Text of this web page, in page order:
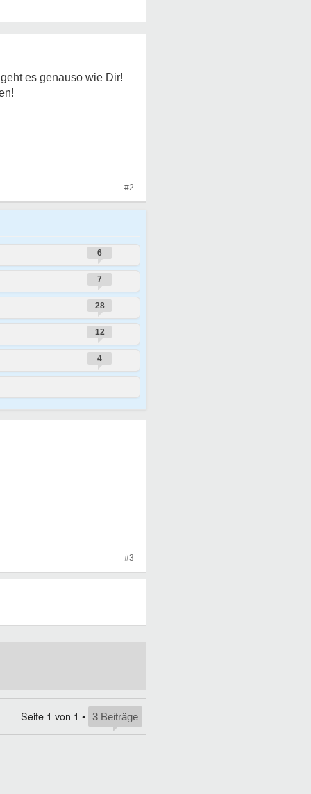
es genauso wie Dir!
#2
6
7
28
12
4
#3
Seite 1 von 1 • 3 Beiträge